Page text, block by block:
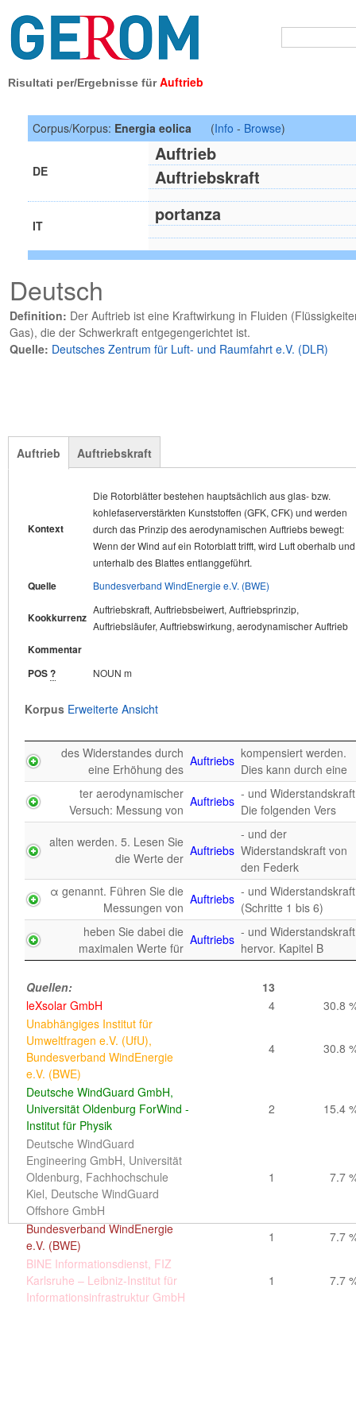
Risultati per/Ergebnisse fürAuftrieb
Corpus/Korpus: Energia eolica (Info - Browse)
DE
Auftrieb
Auftriebskraft
IT
portanza
Deutsch
Definition: Der Auftrieb ist eine Kraftwirkung in Fluiden
Gas), die der Schwerkraft entgegengerichtet ist.
Quelle: Deutsches Zentrum für Luft- und Raumfahrt e.V. (DLR)
Auftrieb
Kontext
Die Rotorblätter bestehen hauptsächlich aus glas- bzw.
kohlefaserverstärkten Kunststoffen (GFK, CFK) und werden
durch das Prinzip des aerodynamischen Auftriebs bewegt:
Wenn der Wind auf ein Rotorblatt trifft, wird Luft oberhalb und
unterhalb des Blattes entlanggeführt.
Quelle Bundesverband WindEnergie e.V. (BWE)
Kookkurrenz
Auftriebskraft, Auftriebsbeiwert, Auftriebsprinzip,
Auftriebsläufer, Auftriebswirkung, aerodynamischer Auftrieb
Kommentar
POS? NOUN m
Korpus Erweiterte Ansicht
des Widerstandes durch
eine Erhöhung des
Auftriebs kompensiert werden.
Dies kann durch eine
ter aerodynamischer
Versuch: Messung von
Auftriebs - und Widerstandskraft
Die folgenden Vers
alten werden. 5. Lesen Sie
die Werte der Auftriebs
- und der
Widerstandskraft von
den Federk
α genannt. Führen Sie die
Messungen von
Auftriebs - und Widerstandskraft
(Schritte 1 bis 6)
heben Sie dabei die
maximalen Werte für
Auftriebs - und Widerstandskraft
hervor. Kapitel B
Quellen:
13
leXsolar GmbH
4
30.8
Unabhängiges Institut für
Umweltfragen e.V. (UfU),
Bundesverband WindEnergie
e.V. (BWE)
4 30.8
Deutsche WindGuard GmbH,
Universität Oldenburg ForWind -
Institut für Physik
2 15.4
Deutsche WindGuard
Engineering GmbH, Universität
Oldenburg, Fachhochschule
Kiel, Deutsche WindGuard
Offshore GmbH
1 7.7
Bundesverband WindEnergie
e.V. (BWE)
1
7.7
BINE Informationsdienst, FIZ
Karlsruhe – Leibniz-Institut für
Informationsinfrastruktur GmbH
1 7.7
Auftriebskraft
Dieser Druckunterschied erzeugt letztendlich die
Auftriebskraft, die senkrecht zum resultierenden Wind wirkt
(vgl. Abb. 9).
POS? NOUN f
ynoldszahl von 6Mio
as Rotorblatt, der zum
Abbruch der
Auftriebskräfte (Strömungsabriss)
u.a. durch Turbu
n und der Rotor infolge
geringerer Auftriebskräfte
selbstständig
abbremst.
Außerdem v
ad erreichen. Man
versuchte später Auftriebskräfte
an den
Rotorblättern zu
nutzen und
an sogenannte
Auftriebsläufer. Die
Auftriebskräfte sind am größten,
wenn tragflächenf
5
Deutsche WindGuard
Engineering GmbH, Universität
Oldenburg, Fachhochschule
Kiel, Deutsche WindGuard
Offshore GmbH
C.A.R.M.E.N. e.V.
BINE Informationsdienst, FIZ
Karlsruhe – Leibniz-Institut für
Informationsinfrastruktur GmbH
1 20.0